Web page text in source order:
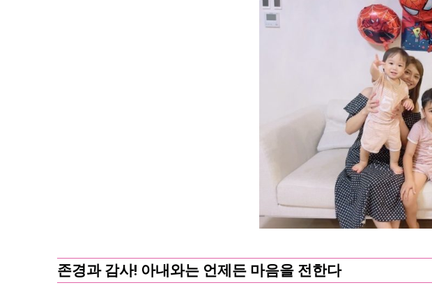
존경과 감사! 아내와는 언제든 마음을 전한다